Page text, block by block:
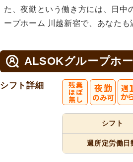
た、夜勤という働き方には、日中
ープホーム 川越新宿で、あなた
ALSOKグループホ
シフト詳細
シフト
週所定労働日